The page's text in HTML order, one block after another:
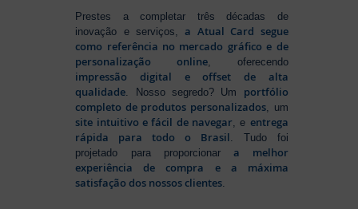
Prestes a completar três décadas de
inovação e serviços,a Atual Card segue
como referência no mercado gráfico e de
personalização online, oferecendo
impressão digital e offset de alta
qualidade. Nosso segredo? Um portfólio
completo de produtos personalizados, um
site intuitivo e fácil de navegar, e entrega
rápida para todo o Brasil. Tudo foi
projetado para proporcionara melhor
experiência de compra e a máxima
satisfação dos nossos clientes.